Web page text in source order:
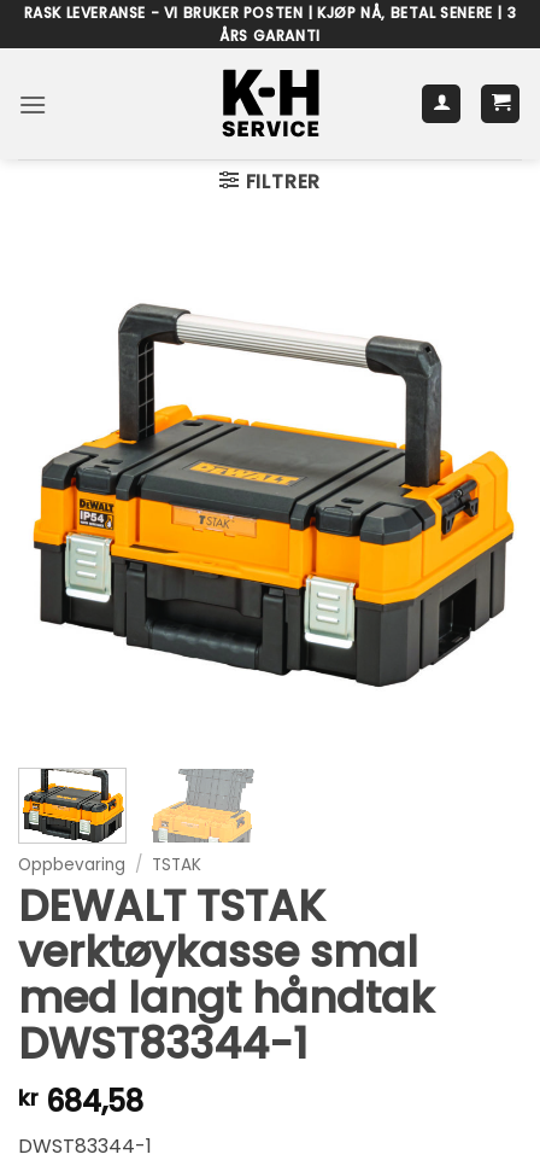
Skip
to
RASK LEVERANSE - VI BRUKER POSTEN | KJØP NÅ, BETAL SENERE | 3
ÅRS GARANTI
FILTRER
Oppbevaring / TSTAK
DEWALT TSTAK
verktøykasse smal
med langt håndtak
DWST83344-1
kr 684,58
DWST83344-1